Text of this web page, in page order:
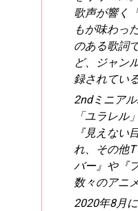
歌声が響く
もが味わっ
のある歌詞
ど、ジャン
録されている
2ndミニア
「ユラレル
『見えない
れ、その他
バー』や『
数々のアニ
2020年8月